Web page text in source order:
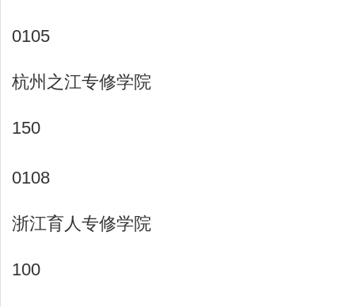
0105
杭州之江专修学院
150
0108
浙江育人专修学院
100